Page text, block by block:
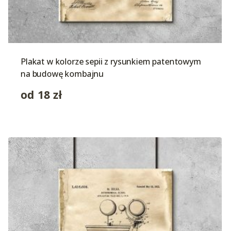
Plakat w kolorze sepii z rysunkiem patentowym
na budowę kombajnu
od 18 zł